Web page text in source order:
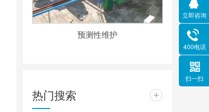
预测性维护
热门搜索 +
立即咨询
400电话
扫一扫